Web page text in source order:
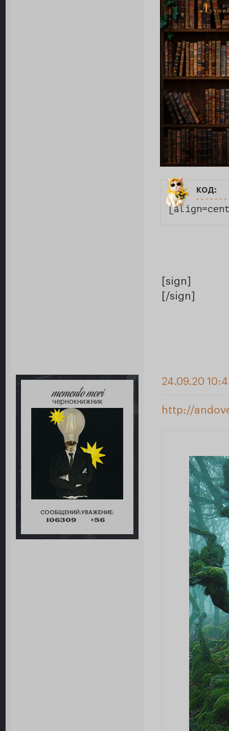
код:
[sign]
[/sign]
memento mori
чернокнижник
СООБЩЕНИЙ:
106309
УВАЖЕНИЕ:
+56
24.09.20
http://